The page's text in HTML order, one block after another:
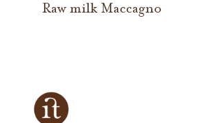
Raw milk Maccagno